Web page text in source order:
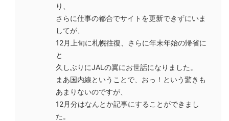
り、
さらに仕事の都合でサイトを更新できずにいま
してが、
12月上旬に札幌往復、さらに年末年始の帰省に
と
久しぶりにJALの翼にお世話になりました。
まあ国内線ということで、おっ！という驚きも
あまりないのですが、
12月分はなんとか記事にすることができまし
た。